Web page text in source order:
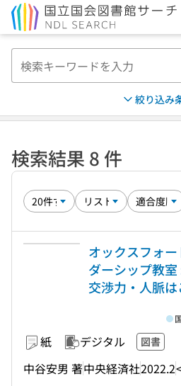
絞り込み
検索結果 8 件
オックスフォ
ダーシップ教室
交渉力・人脈
紙 デジタル 図書
中谷安男 著中央経済社2022.2